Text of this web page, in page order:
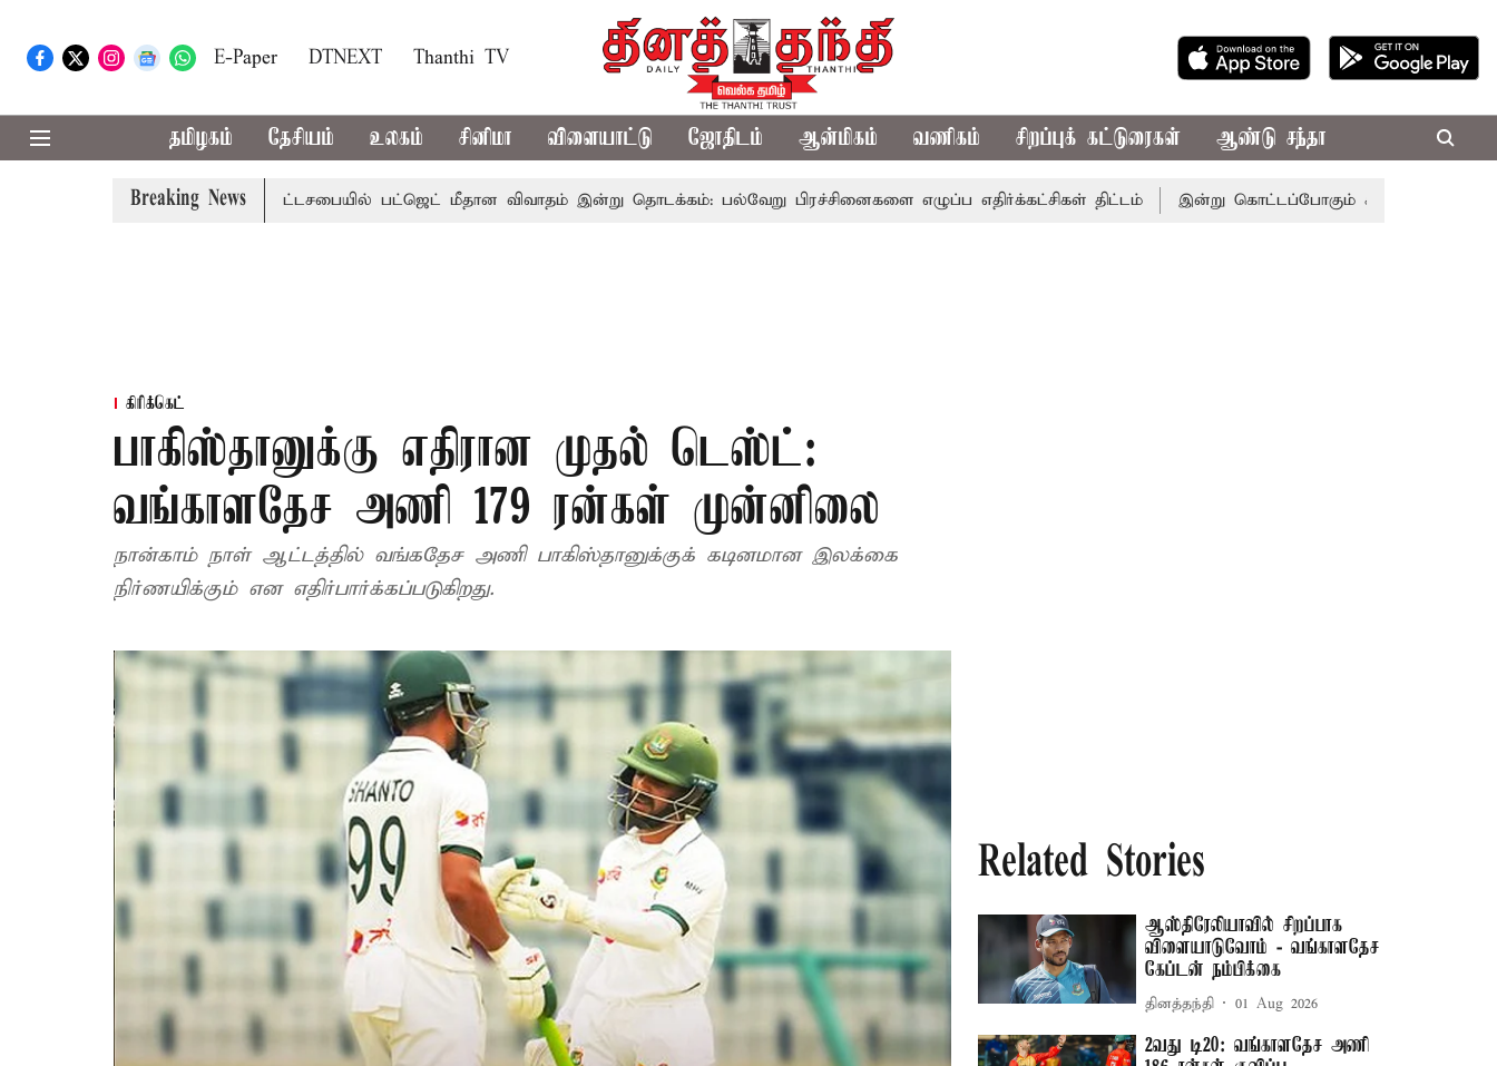
E-Paper DTNEXT Thanthi TV
தமிழகம் தேசியம் உலகம் சினிமா விளையாட்டு ஜோதிடம் ஆன்மிகம் வணிகம் சிறப்புக் கட்டுரைகள் ஆண்டு சந்தா
Breaking News
தடுமாற்றமா? சட்டசபையில் பட்ஜெட் மீதான விவாதம் இன்று தொடக்கம்: பல்வேறு பிரச்சினைகளை எழுப்ப எதிர்க்கட்சிகள் திட்டம் இன்று கொட்டப்போகும் கனமழை.. எந்தெந்த
கிரிக்கெட்
பாகிஸ்தானுக்கு எதிரான முதல் டெஸ்ட்:
வங்காளதேச அணி 179 ரன்கள் முன்னிலை
நான்காம் நாள் ஆட்டத்தில் வங்கதேச அணி பாகிஸ்தானுக்குக் கடினமான இலக்கை
நிர்ணயிக்கும் என எதிர்பார்க்கப்படுகிறது.
Related Stories
ஆஸ்திரேலியாவில் சிறப்பாக
விளையாடுவோம் - வங்காளதேச
கேப்டன் நம்பிக்கை
தினத்தந்தி 01 Aug 2026
2வது டி20: வங்காளதேச அணி